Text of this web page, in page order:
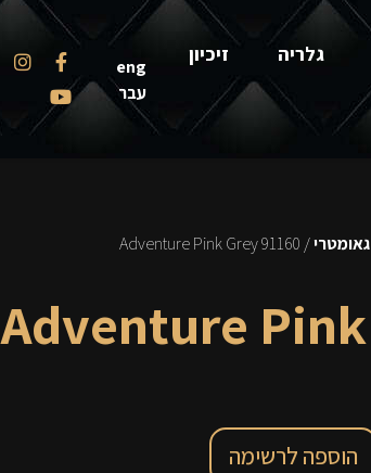
גלריה
זיכיון
eng
עבר
גאומטרי/ 91160 Adventure Pink Grey
91160 Adventure Pink
הוספה לרשימה